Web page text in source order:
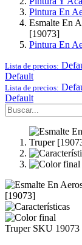
Pintura En
Esmalte En
[19073]
Pintura En
Lista de precios:
Default
Lista de precios:
Default
Truper SKU 19073